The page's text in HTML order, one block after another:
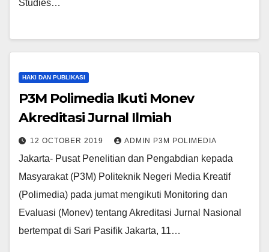
Studies…
HAKI DAN PUBLIKASI
P3M Polimedia Ikuti Monev
Akreditasi Jurnal Ilmiah
12 OCTOBER 2019 ADMIN P3M POLIMEDIA
Jakarta- Pusat Penelitian dan Pengabdian kepada
Masyarakat (P3M) Politeknik Negeri Media Kreatif
(Polimedia) pada jumat mengikuti Monitoring dan
Evaluasi (Monev) tentang Akreditasi Jurnal Nasional
bertempat di Sari Pasifik Jakarta, 11…